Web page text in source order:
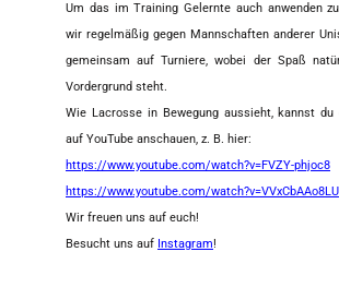
Um das im Training Gelernte auch anwenden
wir regelmäßig gegen Mannschaften anderer
gemeinsam auf Turniere, wobei der Spaß
Vordergrund steht.
Wie Lacrosse in Bewegung aussieht, kannst
auf YouTube anschauen, z. B. hier:
https://www.youtube.com/watch?v=FVZY-phjoc8
https://www.youtube.com/watch?v=VVxCbAAo8LU
Wir freuen uns auf euch!
Besucht uns auf Instagram!